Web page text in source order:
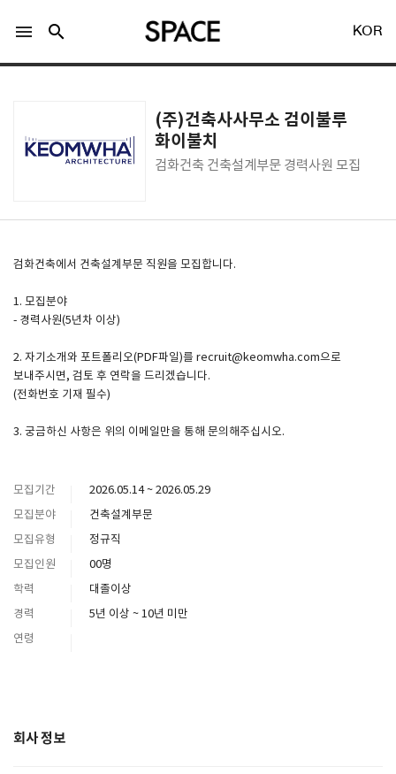
Facebook 로그인
Naver 로그인
menu search KOR
(주)건축사사무소 검이불루
화이불치
검화건축 건축설계부문 경력사원 모집
검화건축에서 건축설계부문 직원을 모집합니다.
1. 모집분야
- 경력사원(5년차 이상)
2. 자기소개와 포트폴리오(PDF파일)를 recruit@keomwha.com으로
보내주시면, 검토 후 연락을 드리겠습니다.
(전화번호 기재 필수)
3. 궁금하신 사항은 위의 이메일만을 통해 문의해주십시오.
모집기간
2026.05.14 ~ 2026.05.29
모집분야
건축설계부문
모집유형
정규직
모집인원
00명
학력
대졸이상
경력
5년 이상 ~ 10년 미만
연령
회사 정보